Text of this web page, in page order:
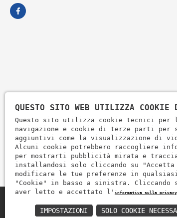
Zem Marmi P.I. 03463990246
QUESTO SITO WEB UTILIZZA COOKIE
Questo sito utilizza cookie tecnici per
navigazione e cookie di terze parti per
aggiuntivi come la visualizzazione di
Alcuni cookie potrebbero raccogliere
per mostrarti pubblicità mirata e
installandosi solo cliccando su
modificare le tue preferenze in
"Cookie" in basso a sinistra. Cliccando
aver letto e accettato l' informativa sulla privacy
SOLO COOKIE
IMPOSTAZIONI